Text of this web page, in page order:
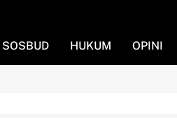
SOSBUD HUKUM OPINI